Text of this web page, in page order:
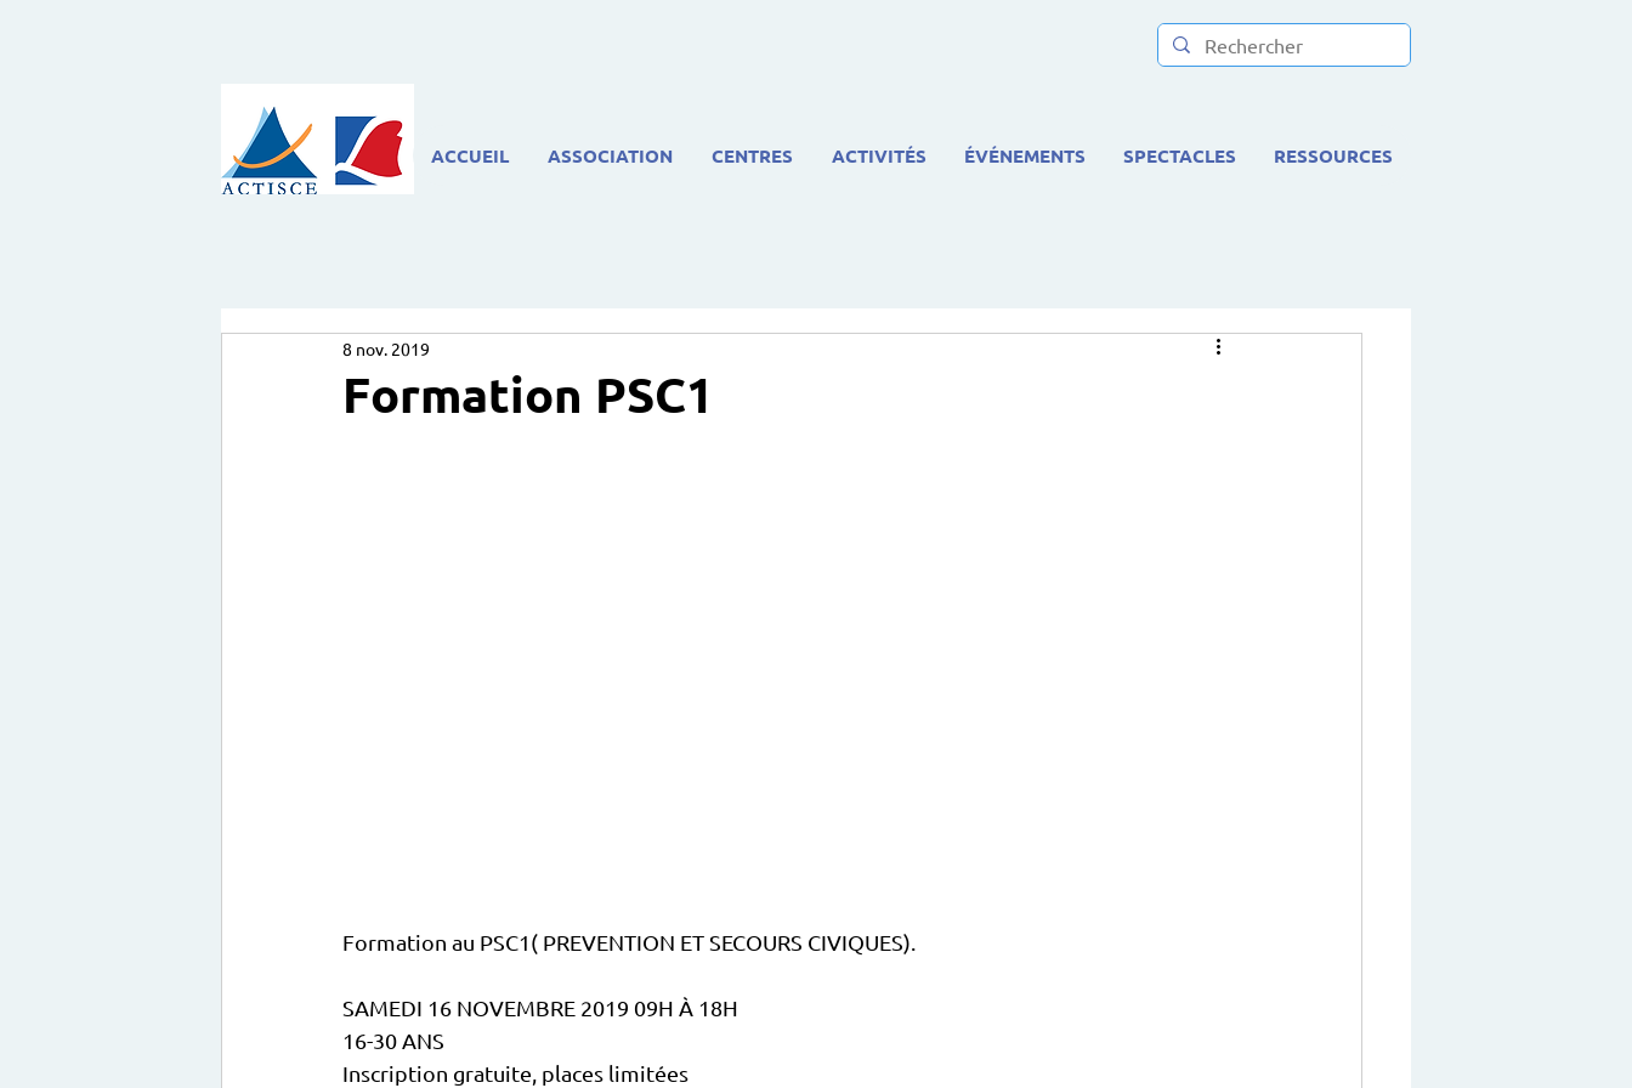
ACCUEIL ASSOCIATION CENTRES ACTIVITÉS ÉVÉNEMENTS SPECTACLES RESSOURCES
Formation PSC1
8 nov. 2019
Formation au PSC1( PREVENTION ET SECOURS CIVIQUES).
SAMEDI 16 NOVEMBRE 2019 09H À 18H
16-30 ANS
Inscription gratuite, places limitées